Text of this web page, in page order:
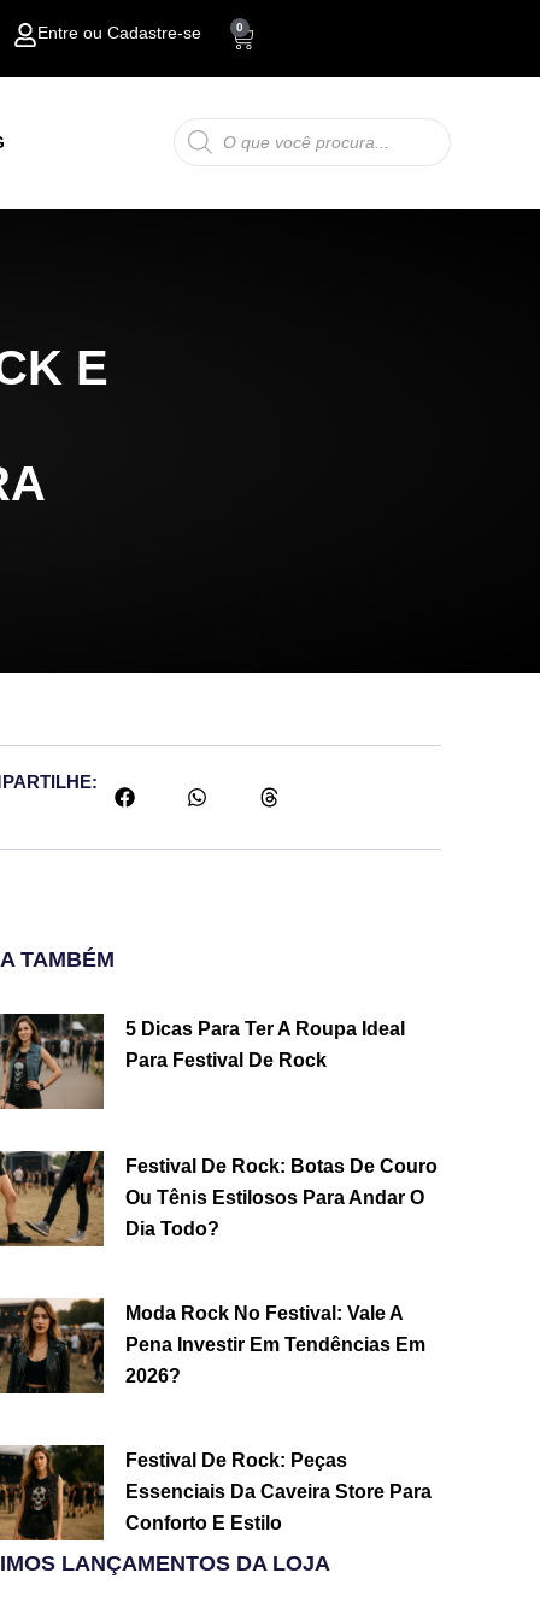
Entre ou Cadastre-se 0
Carrinho
Pesquisar
produtos
E
TAMBÉM
5 Dicas Para Ter A Roupa Ideal
Para Festival De Rock
Festival De Rock: Botas De Couro
Ou Tênis Estilosos Para Andar O
Dia Todo?
Moda Rock No Festival: Vale A
Pena Investir Em Tendências Em
2026?
Festival De Rock: Peças
Essenciais Da Caveira Store Para
Conforto E Estilo
LANÇAMENTOS DA LOJA